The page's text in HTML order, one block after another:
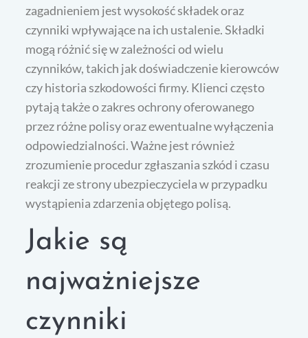
zagadnieniem jest wysokość składek oraz
czynniki wpływające na ich ustalenie. Składki
mogą różnić się w zależności od wielu
czynników, takich jak doświadczenie kierowców
czy historia szkodowości firmy. Klienci często
pytają także o zakres ochrony oferowanego
przez różne polisy oraz ewentualne wyłączenia
odpowiedzialności. Ważne jest również
zrozumienie procedur zgłaszania szkód i czasu
reakcji ze strony ubezpieczyciela w przypadku
wystąpienia zdarzenia objętego polisą.
Jakie są
najważniejsze
czynniki